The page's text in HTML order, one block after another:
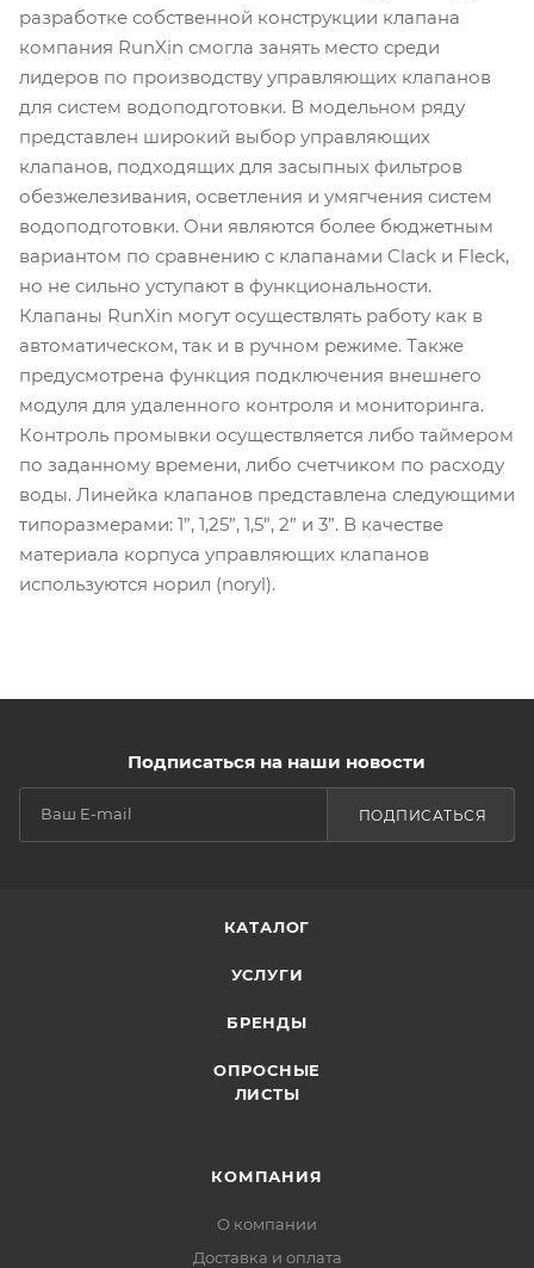
разработке собственной конструкции клапана
компания RunXin смогла занять место среди
лидеров по производству управляющих клапанов
для систем водоподготовки. В модельном ряду
представлен широкий выбор управляющих
клапанов, подходящих для засыпных фильтров
обезжелезивания, осветления и умягчения систем
водоподготовки. Они являются более бюджетным
вариантом по сравнению с клапанами Clack и Fleck,
но не сильно уступают в функциональности.
Клапаны RunXin могут осуществлять работу как в
автоматическом, так и в ручном режиме. Также
предусмотрена функция подключения внешнего
модуля для удаленного контроля и мониторинга.
Контроль промывки осуществляется либо таймером
по заданному времени, либо счетчиком по расходу
воды. Линейка клапанов представлена следующими
типоразмерами: 1”, 1,25”, 1,5”, 2” и 3”. В качестве
материала корпуса управляющих клапанов
используются норил (noryl).
Подписаться на наши новости
ПОДПИСАТЬСЯ
КАТАЛОГ
УСЛУГИ
БРЕНДЫ
ОПРОСНЫЕ
ЛИСТЫ
КОМПАНИЯ
О компании
Доставка и оплата